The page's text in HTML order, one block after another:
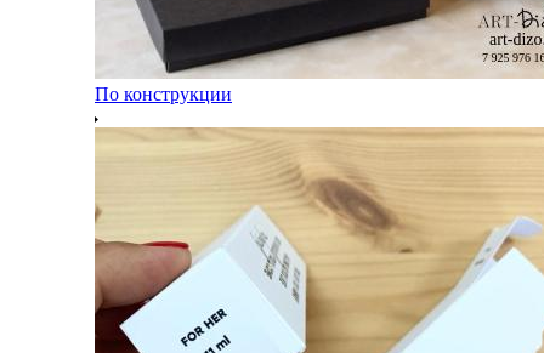
По конструкции